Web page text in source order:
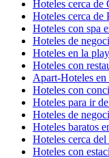
Hoteles cerca de
Hoteles cerca de
Hoteles con spa
Hoteles de
Hoteles en la
Hoteles con
Apart-Hoteles
Hoteles con
Hoteles para ir
Hoteles de
Hoteles baratos
Hoteles cerca
Hoteles con